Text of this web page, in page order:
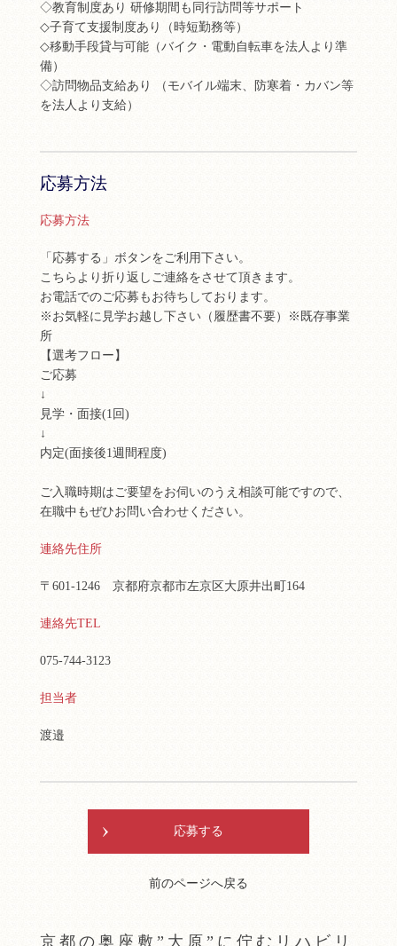
◇教育制度あり 研修期間も同行訪問等サポート
◇子育て支援制度あり（時短勤務等）
◇移動手段貸与可能（バイク・電動自転車を法人より準
備）
◇訪問物品支給あり （モバイル端末、防寒着・カバン等
を法人より支給）
応募方法
応募方法
「応募する」ボタンをご利用下さい。
こちらより折り返しご連絡をさせて頂きます。
お電話でのご応募もお待ちしております。
※お気軽に見学お越し下さい（履歴書不要）※既存事業
所
【選考フロー】
ご応募
↓
見学・面接(1回)
↓
内定(面接後1週間程度)
ご入職時期はご要望をお伺いのうえ相談可能ですので、
在職中もぜひお問い合わせください。
連絡先住所
〒601-1246 京都府京都市左京区大原井出町164
連絡先TEL
075-744-3123
担当者
渡邉
応募する
前のページへ戻る
京都の奥座敷”大原”に佇むリハビリ